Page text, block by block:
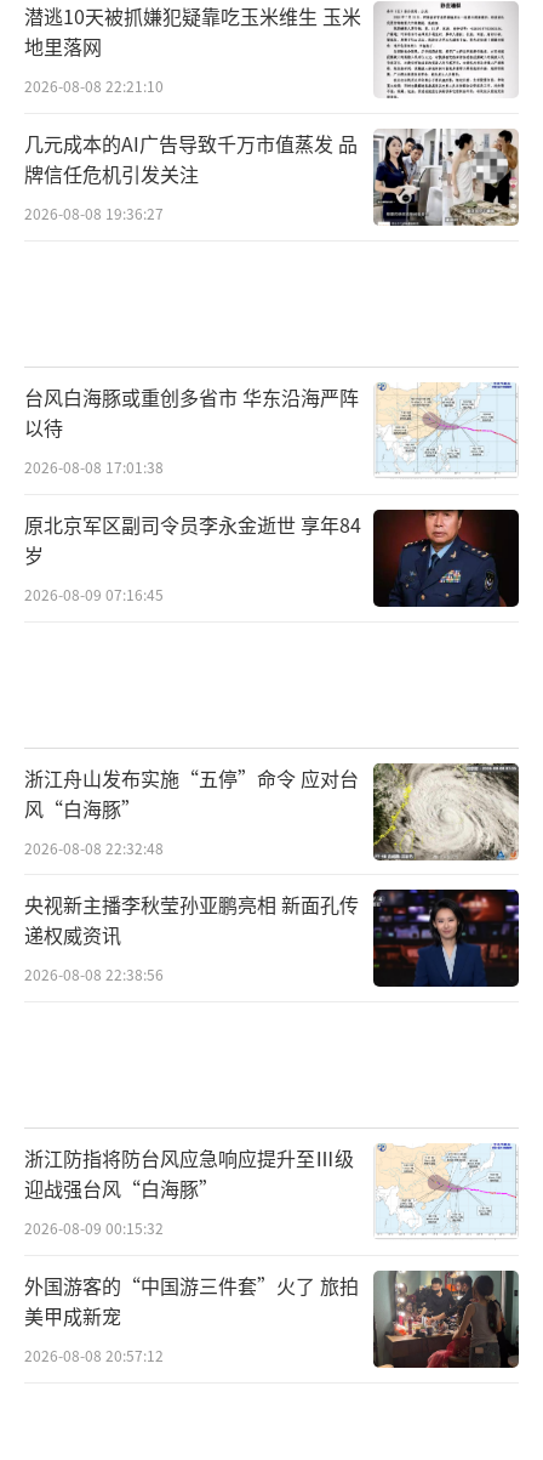
潜逃10天被抓嫌犯疑靠吃玉米维生 玉米
地里落网
2026-08-08 22:21:10
几元成本的AI广告导致千万市值蒸发 品
牌信任危机引发关注
2026-08-08 19:36:27
台风白海豚或重创多省市 华东沿海严阵
以待
2026-08-08 17:01:38
原北京军区副司令员李永金逝世 享年84
岁
2026-08-09 07:16:45
浙江舟山发布实施“五停”命令 应对台
风“白海豚”
2026-08-08 22:32:48
央视新主播李秋莹孙亚鹏亮相 新面孔传
递权威资讯
2026-08-08 22:38:56
浙江防指将防台风应急响应提升至Ⅲ级
迎战强台风“白海豚”
2026-08-09 00:15:32
外国游客的“中国游三件套”火了 旅拍
美甲成新宠
2026-08-08 20:57:12